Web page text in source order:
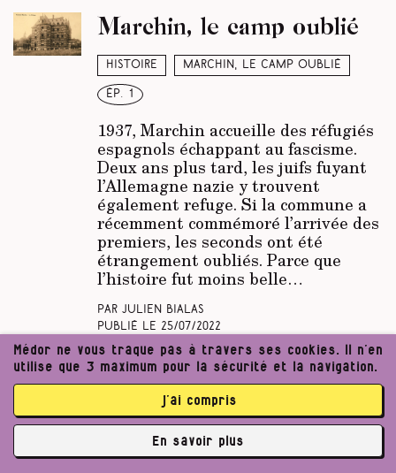
Histoire Marchin, le camp oublié
ép. 1
Marchin, le camp oublié
1937, Marchin accueille des réfugiés
espagnols échappant au fascisme.
Deux ans plus tard, les juifs fuyant
l’Allemagne nazie y trouvent
également refuge. Si la commune a
récemment commémoré l’arrivée des
premiers, les seconds ont été
étrangement oubliés. Parce que
l’histoire fut moins belle…
Par Julien Bialas
Publié le 25/07/2022
Histoire Marchin, le camp oublié
Le château de Marchin,
une prison à ciel ouvert
Médor ne vous traque pas à travers ses cookies. Il n’en
utilise que 3 maximum pour la sécurité et la navigation.
j’ai compris
En savoir plus